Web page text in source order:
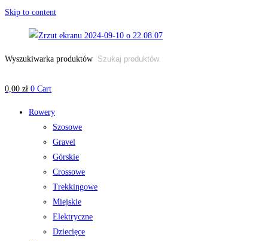
Skip to content
Wyszukiwarka produktów
0,00 zł 0 Cart
Rowery
Szosowe
Gravel
Górskie
Crossowe
Trekkingowe
Miejskie
Elektryczne
Dziecięce